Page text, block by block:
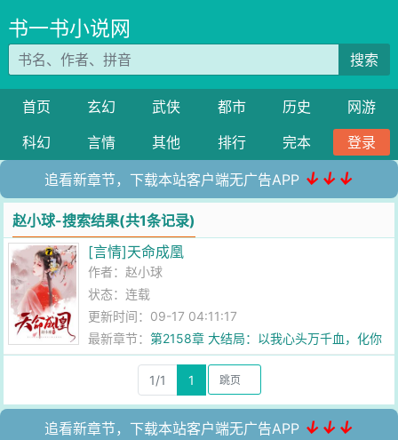
书一书小说网
搜索
首页 玄幻 武侠 都市 历史
网游
科幻
言情 其他 排行 完本 登录
追看新章节，下载本站客户端无广告APP ↓↓↓
赵小球-搜索结果(共1条记录)
[言情]天命成凰
作者：赵小球
状态：连载
更新时间：09-17 04:11:17
最新章节：第2158章 大结局：以我心头万千血，化你
眼尾一点红
1/1
1
追看新章节，下载本站客户端无广告APP ↓↓↓